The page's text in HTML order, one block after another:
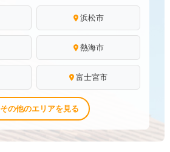
浜松市
熱海市
富士宮市
その他のエリアを見る